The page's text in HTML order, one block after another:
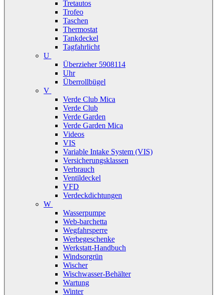
Tretautos
Trofeo
Taschen
Thermostat
Tankdeckel
Tagfahrlicht
U
Überzieher 5908114
Uhr
Überrollbügel
V
Verde Club Mica
Verde Club
Verde Garden
Verde Garden Mica
Videos
VIS
Variable Intake System (VIS)
Versicherungsklassen
Verbrauch
Ventildeckel
VFD
Verdeckdichtungen
W
Wasserpumpe
Web-barchetta
Wegfahrsperre
Werbegeschenke
Werkstatt-Handbuch
Windsorgrün
Wischer
Wischwasser-Behälter
Wartung
Winter